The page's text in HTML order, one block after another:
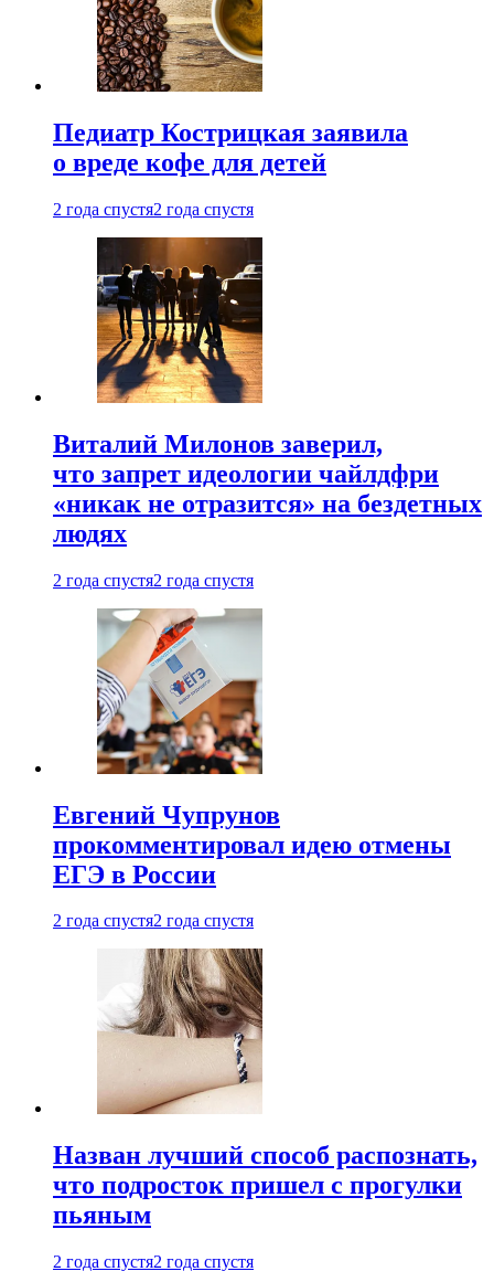
Педиатр Кострицкая заявила
о вреде кофе для детей
2 года спустя2 года спустя
Виталий Милонов заверил,
что запрет идеологии чайлдфри
«никак не отразится» на бездетных
людях
2 года спустя2 года спустя
Евгений Чупрунов
прокомментировал идею отмены
ЕГЭ в России
2 года спустя2 года спустя
Назван лучший способ распознать,
что подросток пришел с прогулки
пьяным
2 года спустя2 года спустя